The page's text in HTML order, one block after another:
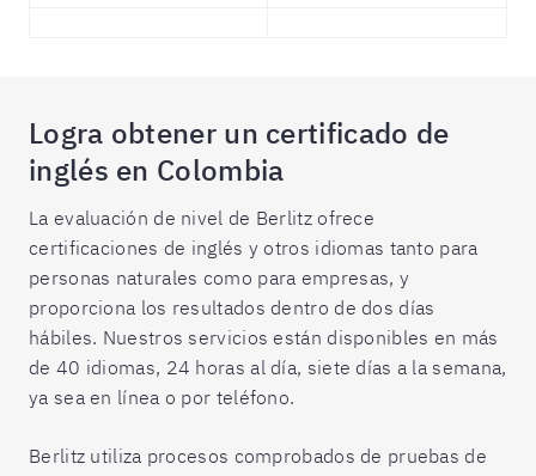
Logra obtener un certificado de
inglés en Colombia
La evaluación de nivel de Berlitz ofrece
certificaciones de inglés y otros idiomas tanto para
personas naturales como para empresas, y
proporciona los resultados dentro de dos días
hábiles. Nuestros servicios están disponibles en más
de 40 idiomas, 24 horas al día, siete días a la semana,
ya sea en línea o por teléfono.
Berlitz utiliza procesos comprobados de pruebas de